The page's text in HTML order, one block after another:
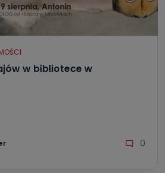
w bibliotece w
0